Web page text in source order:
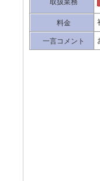
取扱業務
料金
一言コメント